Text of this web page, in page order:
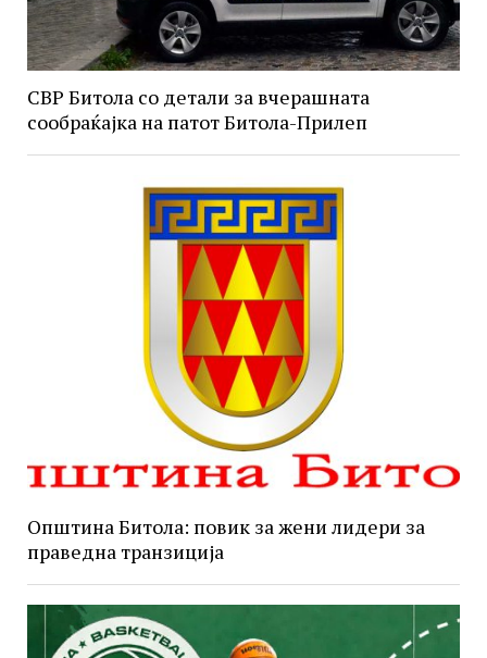
СВР Битола со детали за вчерашната
сообраќајка на патот Битола-Прилеп
Општина Битола: повик за жени лидери за
праведна транзиција